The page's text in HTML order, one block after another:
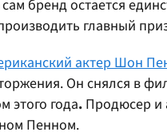
бренд остается
главный
актер Шон
Он снялся в
этого года. Продюсер и
Пенном.